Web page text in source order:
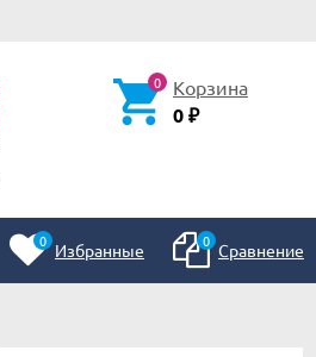
0 Корзина
0 ₽
0 Избранные 0 Сравнение